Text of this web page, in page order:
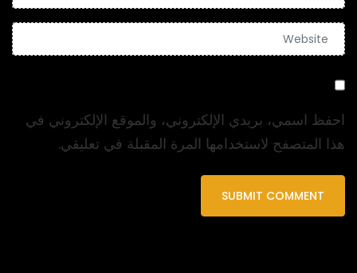
احفظ اسمي، بريدي الإلكتروني، والموقع الإلكتروني في
هذا المتصفح لاستخدامها المرة المقبلة في تعليقي.